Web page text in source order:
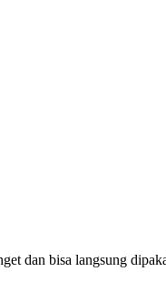
dan bisa langsung